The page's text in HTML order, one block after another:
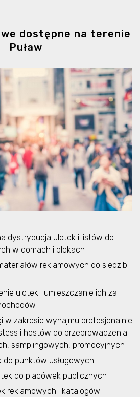
dostępne na terenie
Puław
dystrybucja ulotek i listów do
w domach i blokach
reklamowych do siedzib
ulotek i umieszczanie ich za
w zakresie wynajmu profesjonalnie
i hostów do przeprowadzenia
samplingowych, promocyjnych
do punktów usługowych
do placówek publicznych
reklamowych i katalogów